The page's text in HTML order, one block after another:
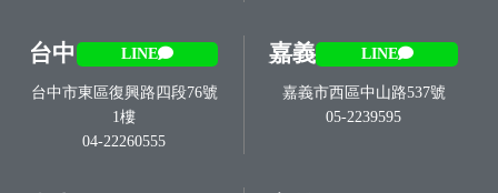
台中 LINE
台中市東區復興路四段76號
1樓
04-22260555
嘉義 LINE
嘉義市西區中山路537號
05-2239595